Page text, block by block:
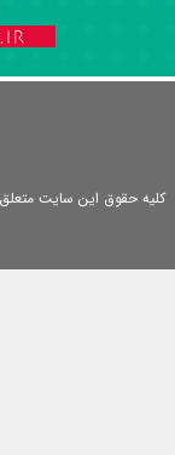
حقوق این سایت متعلق به